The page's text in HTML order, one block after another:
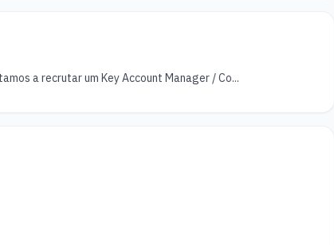
a recrutar um Key Account Manager / Co...